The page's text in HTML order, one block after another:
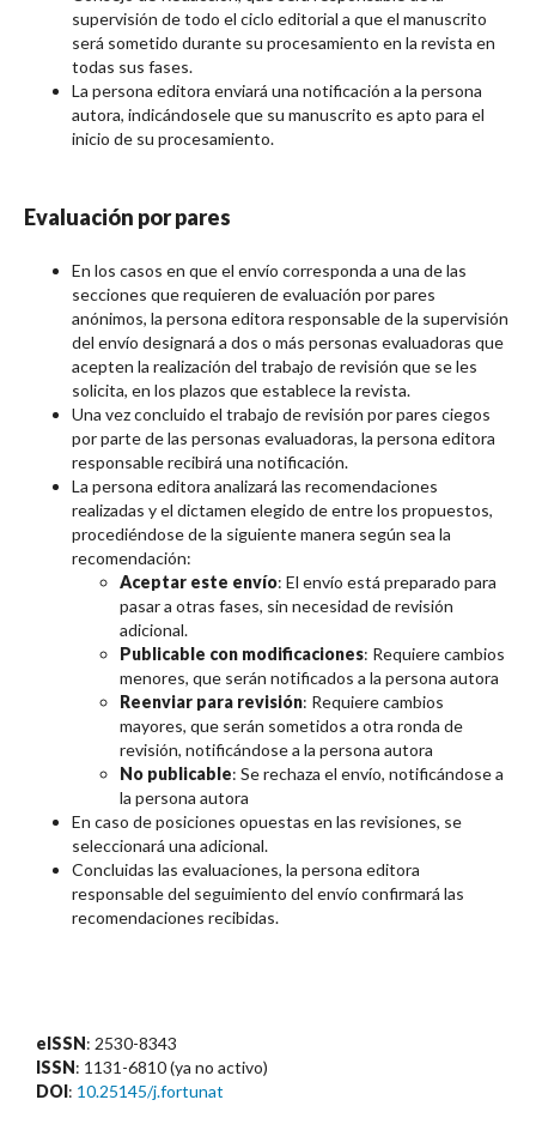
supervisión de todo el ciclo editorial a que el manuscrito
será sometido durante su procesamiento en la revista en
todas sus fases.
La persona editora enviará una notificación a la persona
autora, indicándosele que su manuscrito es apto para el
inicio de su procesamiento.
Evaluación por pares
En los casos en que el envío corresponda a una de las
secciones que requieren de evaluación por pares
anónimos, la persona editora responsable de la supervisión
del envío designará a dos o más personas evaluadoras que
acepten la realización del trabajo de revisión que se les
solicita, en los plazos que establece la revista.
Una vez concluido el trabajo de revisión por pares ciegos
por parte de las personas evaluadoras, la persona editora
responsable recibirá una notificación.
La persona editora analizará las recomendaciones
realizadas y el dictamen elegido de entre los propuestos,
procediéndose de la siguiente manera según sea la
recomendación:
Aceptar este envío: El envío está preparado para
pasar a otras fases, sin necesidad de revisión
adicional.
Publicable con modificaciones: Requiere cambios
menores, que serán notificados a la persona autora
Reenviar para revisión: Requiere cambios
mayores, que serán sometidos a otra ronda de
revisión, notificándose a la persona autora
No publicable: Se rechaza el envío, notificándose a
la persona autora
En caso de posiciones opuestas en las revisiones, se
seleccionará una adicional.
Concluidas las evaluaciones, la persona editora
responsable del seguimiento del envío confirmará las
recomendaciones recibidas.
eISSN: 2530-8343
ISSN: 1131-6810 (ya no activo)
DOI: 10.25145/j.fortunat